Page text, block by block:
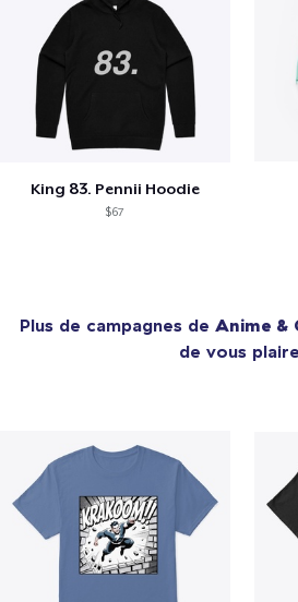
King 83. Pennii Hoodie
$67
Plus de campagnes de Anime &
de vous